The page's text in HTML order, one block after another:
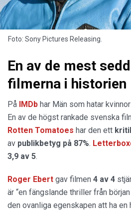
Foto: Sony Pictures Releasing.
En av de mest
filmerna i historien
På IMDb har Män som hatar
En av de högst rankade svenska
Rotten Tomatoes har den ett
av publikbetyg på 87%.
3,9 av 5.
Roger Ebert gav filmen 4 av 4
är “en fängslande thriller från
den ovanliga egenskapen att ha en